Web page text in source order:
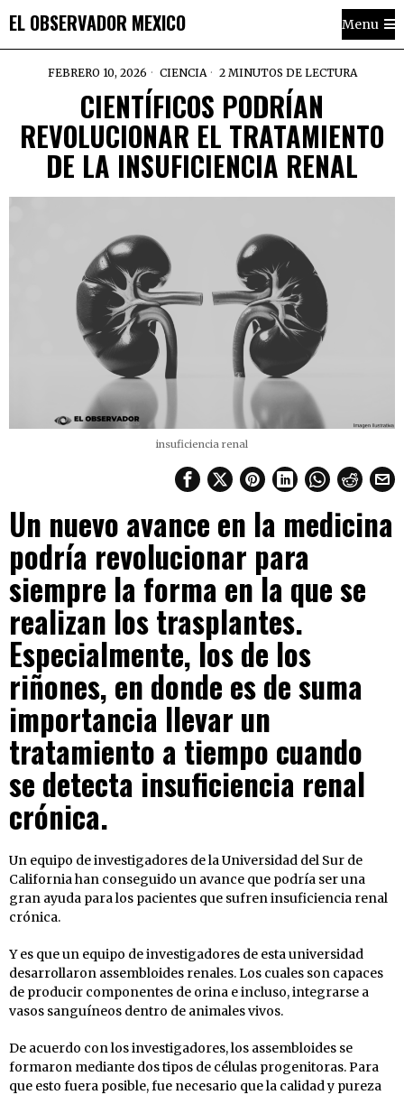
EL OBSERVADOR MEXICO Menu
FEBRERO 10, 2026 CIENCIA 2 MINUTOS DE LECTURA
CIENTÍFICOS PODRÍAN
REVOLUCIONAR EL TRATAMIENTO
DE LA INSUFICIENCIA RENAL
insuficiencia renal
Un nuevo avance en la medicina
podría revolucionar para
siempre la forma en la que se
realizan los trasplantes.
Especialmente, los de los
riñones, en donde es de suma
importancia llevar un
tratamiento a tiempo cuando
se detecta insuficiencia renal
crónica.
Un equipo de investigadores de la Universidad del Sur de
California han conseguido un avance que podría ser una
gran ayuda para los pacientes que sufren insuficiencia renal
crónica.
Y es que un equipo de investigadores de esta universidad
desarrollaron assembloides renales. Los cuales son capaces
de producir componentes de orina e incluso, integrarse a
vasos sanguíneos dentro de animales vivos.
De acuerdo con los investigadores, los assembloides se
formaron mediante dos tipos de células progenitoras. Para
que esto fuera posible, fue necesario que la calidad y pureza